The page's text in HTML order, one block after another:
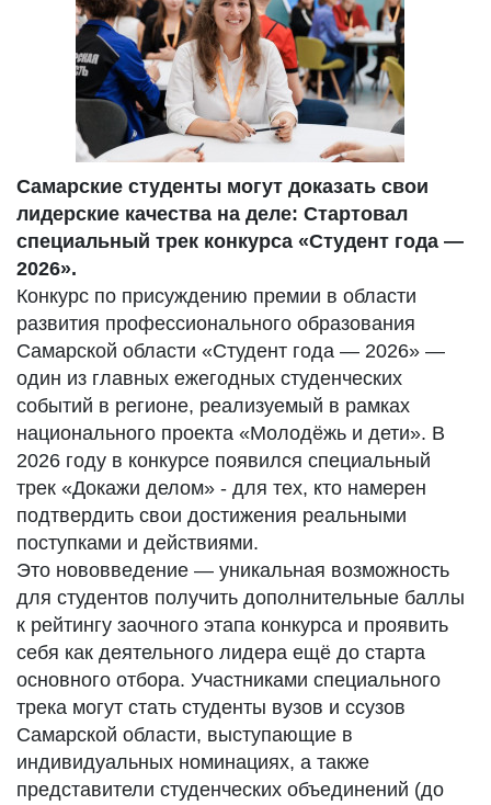
Самарские студенты могут доказать свои
лидерские качества на деле: Стартовал
специальный трек конкурса «Студент года —
2026».
Конкурс по присуждению премии в области
развития профессионального образования
Самарской области «Студент года — 2026» —
один из главных ежегодных студенческих
событий в регионе, реализуемый в рамках
национального проекта «Молодёжь и дети». В
2026 году в конкурсе появился специальный
трек «Докажи делом» - для тех, кто намерен
подтвердить свои достижения реальными
поступками и действиями.
Это нововведение — уникальная возможность
для студентов получить дополнительные баллы
к рейтингу заочного этапа конкурса и проявить
себя как деятельного лидера ещё до старта
основного отбора. Участниками специального
трека могут стать студенты вузов и ссузов
Самарской области, выступающие в
индивидуальных номинациях, а также
представители студенческих объединений (до